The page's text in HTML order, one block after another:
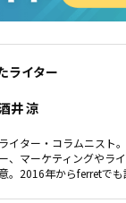
ライター
井 涼
ライター・コラムニスト
ー、マーケティングやラ
意。2016年からferretでも